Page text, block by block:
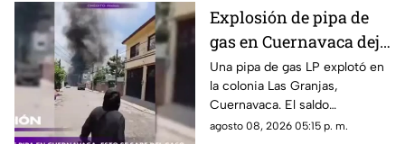
Explosión de pipa de
gas en Cuernavaca deja
21 personas lesionadas
Una pipa de gas LP explotó en
la colonia Las Granjas,
Cuernavaca. El saldo
preliminar es de 21 lesionados
agosto 08, 2026 05:15 p. m.